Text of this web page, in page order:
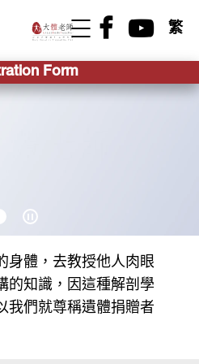
繁
Form
身體，去教授他人肉眼
的知識，因這種解剖學
我們就尊稱遺體捐贈者